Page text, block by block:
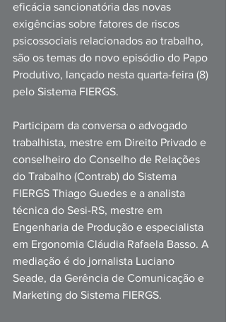
eficácia sancionatória das novas
exigências sobre fatores de riscos
psicossociais relacionados ao trabalho,
são os temas do novo episódio do Papo
Produtivo, lançado nesta quarta-feira (8)
pelo Sistema FIERGS.
Participam da conversa o advogado
trabalhista, mestre em Direito Privado e
conselheiro do Conselho de Relações
do Trabalho (Contrab) do Sistema
FIERGS Thiago Guedes e a analista
técnica do Sesi-RS, mestre em
Engenharia de Produção e especialista
em Ergonomia Cláudia Rafaela Basso. A
mediação é do jornalista Luciano
Seade, da Gerência de Comunicação e
Marketing do Sistema FIERGS.